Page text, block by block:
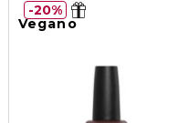
Vegano
20%